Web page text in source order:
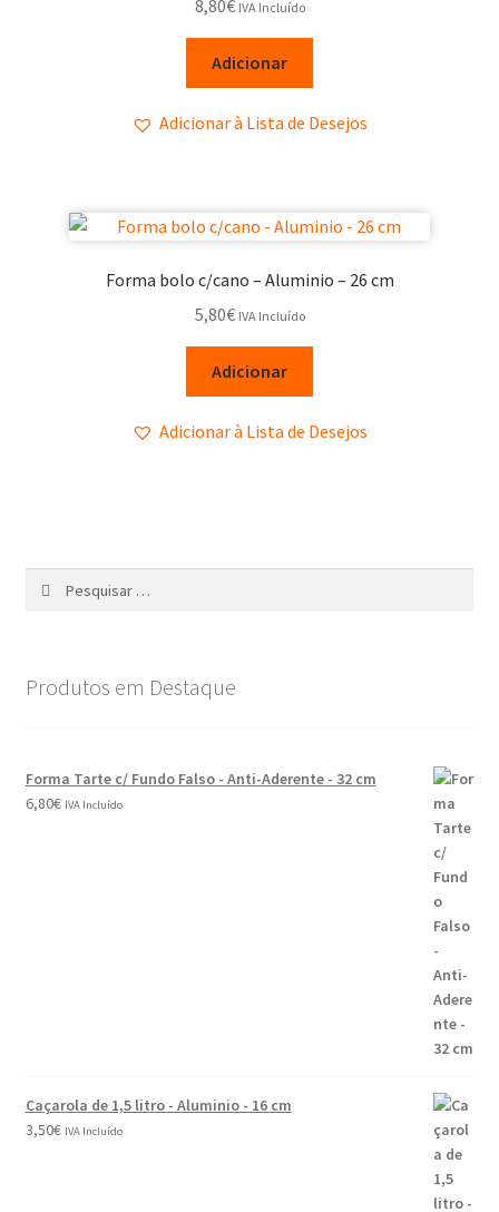
8,80€ IVA Incluído
Adicionar
Adicionar à Lista de Desejos
Forma bolo c/cano – Aluminio – 26 cm
5,80€ IVA Incluído
Adicionar
Adicionar à Lista de Desejos
Produtos em Destaque
Forma Tarte c/ Fundo Falso - Anti-Aderente - 32 cm
6,80€ IVA Incluído
Caçarola de 1,5 litro - Aluminio - 16 cm
3,50€ IVA Incluído